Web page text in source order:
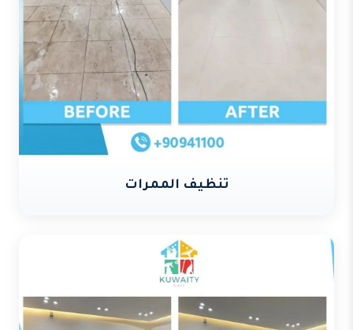
تنظيف الممرات